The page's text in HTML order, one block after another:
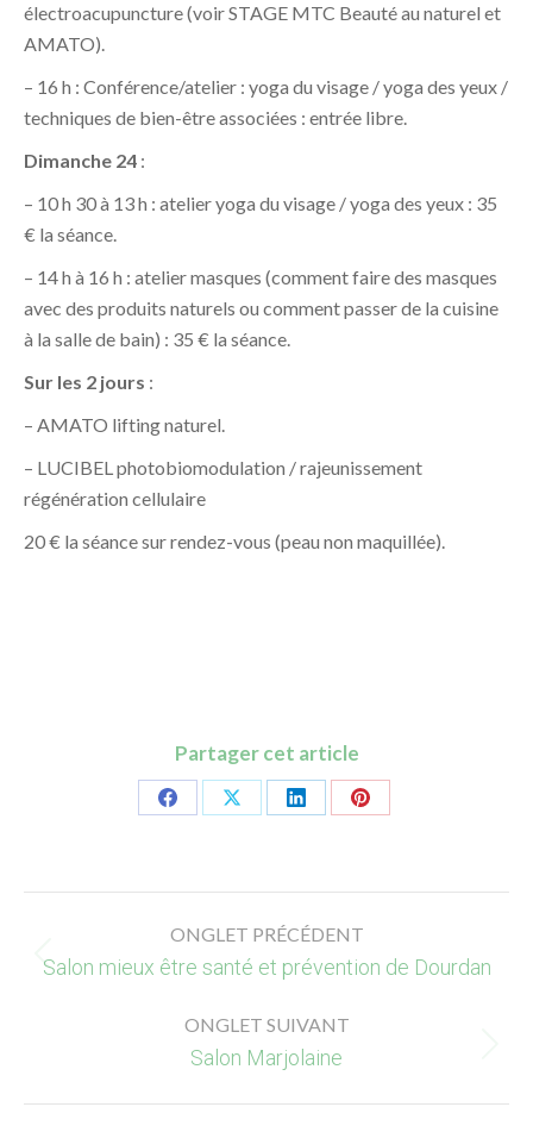
électroacupuncture (voir STAGE MTC Beauté au naturel et
AMATO).
– 16 h : Conférence/atelier : yoga du visage / yoga des yeux /
techniques de bien-être associées : entrée libre.
Dimanche 24 :
– 10 h 30 à 13 h : atelier yoga du visage / yoga des yeux : 35
€ la séance.
– 14 h à 16 h : atelier masques (comment faire des masques
avec des produits naturels ou comment passer de la cuisine
à la salle de bain) : 35 € la séance.
Sur les 2 jours :
– AMATO lifting naturel.
– LUCIBEL photobiomodulation / rajeunissement
régénération cellulaire
20 € la séance sur rendez-vous (peau non maquillée).
Partager cet article
Share
Share
Share
Share
de
ONGLET PRÉCÉDENT
Onglet
Salon mieux être santé et prévention de Dourdan
ONGLET SUIVANT
Onglet
Salon Marjolaine